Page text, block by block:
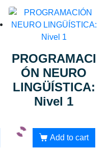
PROGRAMACI
ÓN NEURO
LINGÜÍSTICA:
Nivel 1
Add to cart